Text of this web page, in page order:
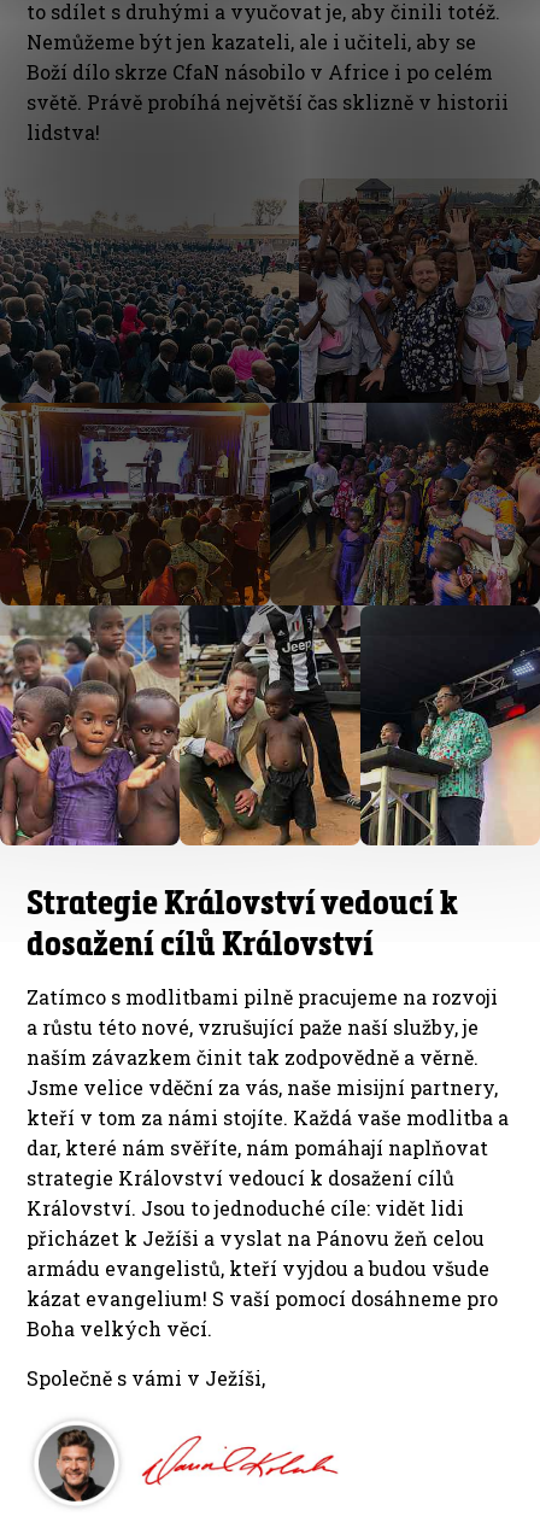
to sdílet s druhými a vyučovat je, aby činili totéž.
Nemůžeme být jen kazateli, ale i učiteli, aby se
Boží dílo skrze CfaN násobilo v Africe i po celém
světě. Právě probíhá největší čas sklizně v historii
lidstva!
Strategie Království vedoucí k
dosažení cílů Království
Zatímco s modlitbami pilně pracujeme na rozvoji
a růstu této nové, vzrušující paže naší služby, je
naším závazkem činit tak zodpovědně a věrně.
Jsme velice vděční za vás, naše misijní partnery,
kteří v tom za námi stojíte. Každá vaše modlitba a
dar, které nám svěříte, nám pomáhají naplňovat
strategie Království vedoucí k dosažení cílů
Království. Jsou to jednoduché cíle: vidět lidi
přicházet k Ježíši a vyslat na Pánovu žeň celou
armádu evangelistů, kteří vyjdou a budou všude
kázat evangelium! S vaší pomocí dosáhneme pro
Boha velkých věcí.
Společně s vámi v Ježíši,